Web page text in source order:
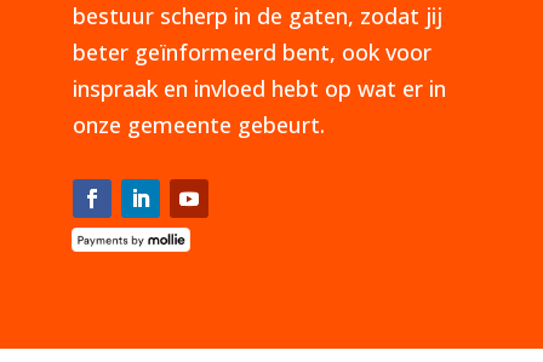
bestuur scherp in de gaten, zodat jij
beter geïnformeerd bent, ook voor
inspraak en invloed hebt op wat er in
onze gemeente gebeurt.